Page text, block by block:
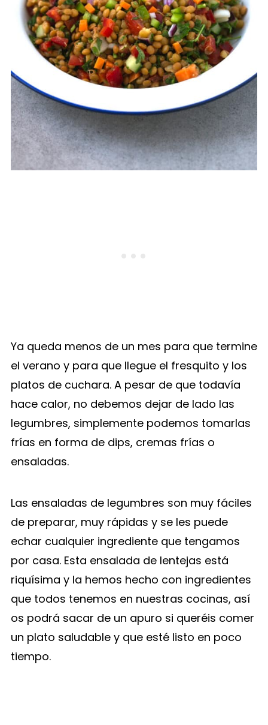
Ya queda menos de un mes para que termine
el verano y para que llegue el fresquito y los
platos de cuchara. A pesar de que todavía
hace calor, no debemos dejar de lado las
legumbres, simplemente podemos tomarlas
frías en forma de dips, cremas frías o
ensaladas.
Las ensaladas de legumbres son muy fáciles
de preparar, muy rápidas y se les puede
echar cualquier ingrediente que tengamos
por casa. Esta ensalada de lentejas está
riquísima y la hemos hecho con ingredientes
que todos tenemos en nuestras cocinas, así
os podrá sacar de un apuro si queréis comer
un plato saludable y que esté listo en poco
tiempo.